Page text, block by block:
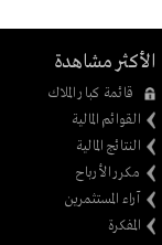
الأكثر مشاهدة
قائمة كبار الملاك
القوائم المالية
النتائج المالية
مكرر الأرباح
آراء المستثمرين
المفكرة